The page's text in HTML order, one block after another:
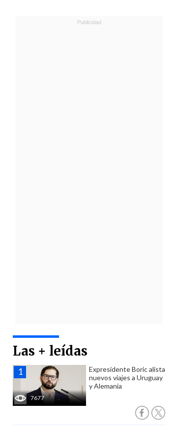
Las + leídas
7677
Expresidente Boric alista
nuevos viajes a Uruguay
y Alemania